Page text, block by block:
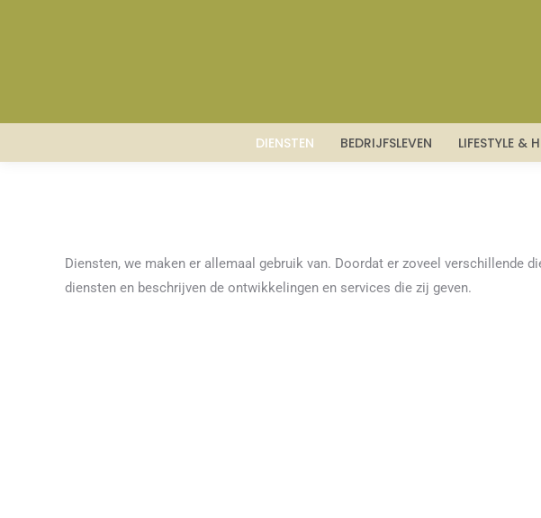
DIENSTEN BEDRIJFSLEVEN LIFESTYLE &
Diensten, we maken er allemaal gebruik van. Doordat er zoveel
diensten en beschrijven de ontwikkelingen en services die zij geven.